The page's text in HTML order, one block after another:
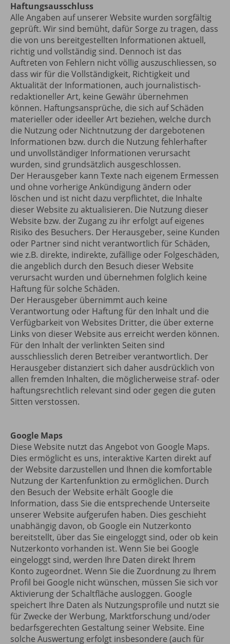
Haftungsausschluss
Alle Angaben auf unserer Website wurden sorgfältig
geprüft. Wir sind bemüht, dafür Sorge zu tragen, dass
die von uns bereitgestellten Informationen aktuell,
richtig und vollständig sind. Dennoch ist das
Auftreten von Fehlern nicht völlig auszuschliessen, so
dass wir für die Vollständigkeit, Richtigkeit und
Aktualität der Informationen, auch journalistisch-
redaktioneller Art, keine Gewähr übernehmen
können. Haftungsansprüche, die sich auf Schäden
materieller oder ideeller Art beziehen, welche durch
die Nutzung oder Nichtnutzung der dargebotenen
Informationen bzw. durch die Nutzung fehlerhafter
und unvollständiger Informationen verursacht
wurden, sind grundsätzlich ausgeschlossen.
Der Herausgeber kann Texte nach eigenem Ermessen
und ohne vorherige Ankündigung ändern oder
löschen und ist nicht dazu verpflichtet, die Inhalte
dieser Website zu aktualisieren. Die Nutzung dieser
Website bzw. der Zugang zu ihr erfolgt auf eigenes
Risiko des Besuchers. Der Herausgeber, seine Kunden
oder Partner sind nicht verantwortlich für Schäden,
wie z.B. direkte, indirekte, zufällige oder Folgeschäden,
die angeblich durch den Besuch dieser Website
verursacht wurden und übernehmen folglich keine
Haftung für solche Schäden.
Der Herausgeber übernimmt auch keine
Verantwortung oder Haftung für den Inhalt und die
Verfügbarkeit von Websites Dritter, die über externe
Links von dieser Website aus erreicht werden können.
Für den Inhalt der verlinkten Seiten sind
ausschliesslich deren Betreiber verantwortlich. Der
Herausgeber distanziert sich daher ausdrücklich von
allen fremden Inhalten, die möglicherweise straf- oder
haftungsrechtlich relevant sind oder gegen die guten
Sitten verstossen.
Google Maps
Diese Website nutzt das Angebot von Google Maps.
Dies ermöglicht es uns, interaktive Karten direkt auf
der Website darzustellen und Ihnen die komfortable
Nutzung der Kartenfunktion zu ermöglichen. Durch
den Besuch der Website erhält Google die
Information, dass Sie die entsprechende Unterseite
unserer Website aufgerufen haben. Dies geschieht
unabhängig davon, ob Google ein Nutzerkonto
bereitstellt, über das Sie eingeloggt sind, oder ob kein
Nutzerkonto vorhanden ist. Wenn Sie bei Google
eingeloggt sind, werden Ihre Daten direkt Ihrem
Konto zugeordnet. Wenn Sie die Zuordnung zu Ihrem
Profil bei Google nicht wünschen, müssen Sie sich vor
Aktivierung der Schaltfläche ausloggen. Google
speichert Ihre Daten als Nutzungsprofile und nutzt sie
für Zwecke der Werbung, Marktforschung und/oder
bedarfsgerechten Gestaltung seiner Website. Eine
solche Auswertung erfolgt insbesondere (auch für